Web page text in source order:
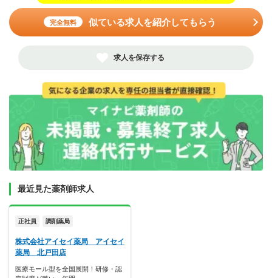
完全無料 似ている求人を紹介してもらう
求人を保存する
最近見た薬剤師求人
正社員 調剤薬局
株式会社アイセイ薬局 アイセイ
薬局 北戸田店
医療モール型を全国展開！研修・認